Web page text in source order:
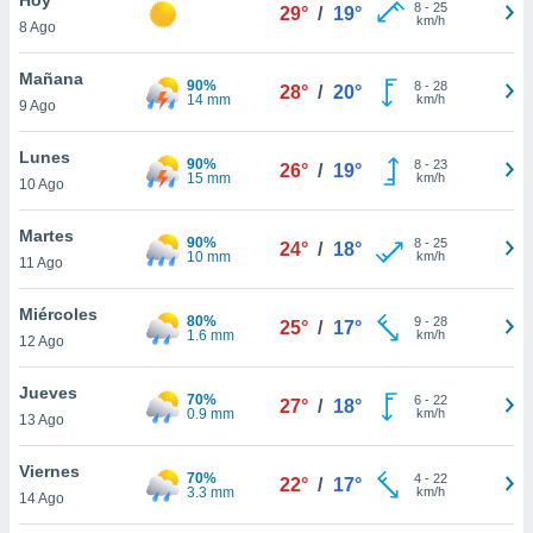
y
en
más
de
8 Ago
29° / 19° 8- 25
km/h
Mañana
9 Ago
90%
14 mm
28° / 20° 8- 28
km/h
Lunes
10 Ago
90%
15 mm
26° / 19° 8- 23
km/h
Martes
11 Ago
90%
10 mm
24° / 18° 8- 25
km/h
Miércoles
12 Ago
80%
1.6 mm
25° / 17° 9- 28
km/h
Jueves
13 Ago
70%
0.9 mm
27° / 18° 6- 22
km/h
Viernes
14 Ago
70%
3.3 mm
22° / 17° 4- 22
km/h